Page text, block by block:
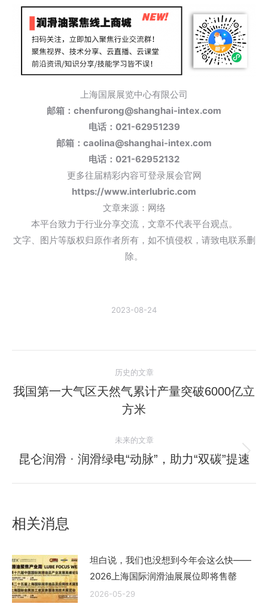
上海国展展览中心有限公司
邮箱：chenfurong@shanghai-intex.com
电话： 021-62951239
邮箱：caolina@shanghai-intex.com
电话 ： 021-62952132
更多往届精彩内容可登录展会官网
https://www.interlubric.com
文章来源：网络
本平台致力于行业分享交流，文章不代表平台观点。
文字、图片等版权归原作者所有，如不慎侵权，请致电联系删
除。
2023-08-24
章
历史的文章
历
史
章：
我国第一大气区天然气累计产量突破6000亿立
方米
未来的文章
未
昆仑润滑 · 润滑绿电“动脉”，助力“双碳”提速
相关消息
坦白说，我们也没想到今年会这么快——
2026上海国际润滑油展展位即将售罄
2026-05-29